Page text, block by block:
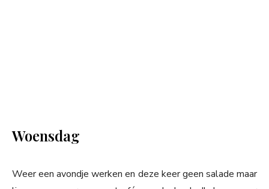
Woensdag
Weer een avondje werken en deze keer geen salade maar